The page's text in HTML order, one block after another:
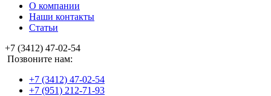
О компании
Наши контакты
Статьи
+7 (3412) 47-02-54
Позвоните нам:
+7 (3412) 47-02-54
+7 (951) 212-71-93